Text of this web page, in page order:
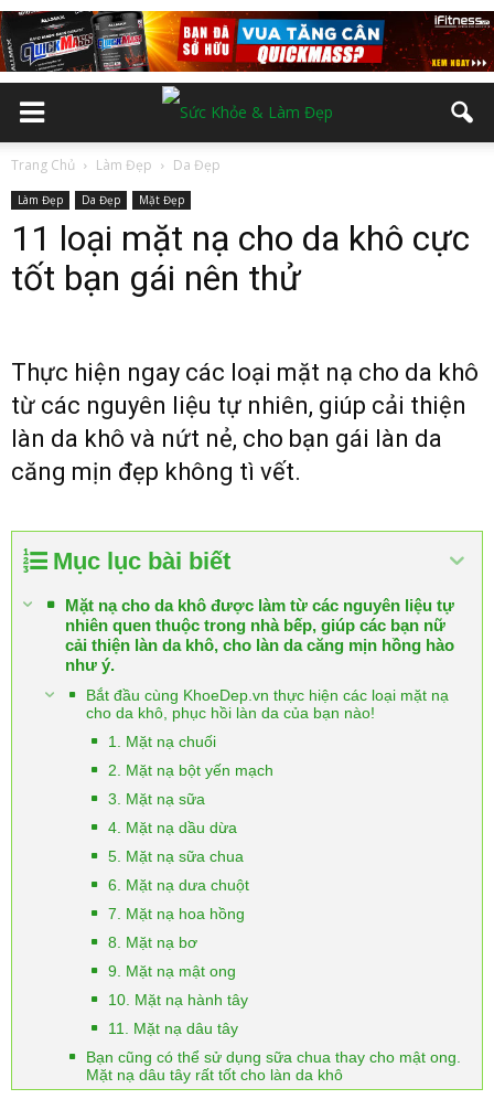
Trang Chủ Làm Đẹp Da Đẹp
Làm Đẹp Da Đẹp Mặt Đẹp
11 loại mặt nạ cho da khô cực
tốt bạn gái nên thử
Thực hiện ngay các loại mặt nạ cho da khô
từ các nguyên liệu tự nhiên, giúp cải thiện
làn da khô và nứt nẻ, cho bạn gái làn da
căng mịn đẹp không tì vết.
Mục lục bài biết
Mặt nạ cho da khô được làm từ các nguyên liệu tự
nhiên quen thuộc trong nhà bếp, giúp các bạn nữ
cải thiện làn da khô, cho làn da căng mịn hồng hào
như ý.
Bắt đầu cùng KhoeDep.vn thực hiện các loại mặt nạ
cho da khô, phục hồi làn da của bạn nào!
1. Mặt nạ chuối
2. Mặt nạ bột yến mạch
3. Mặt nạ sữa
4. Mặt nạ dầu dừa
5. Mặt nạ sữa chua
6. Mặt nạ dưa chuột
7. Mặt nạ hoa hồng
8. Mặt nạ bơ
9. Mặt nạ mật ong
10. Mặt nạ hành tây
11. Mặt nạ dâu tây
Bạn cũng có thể sử dụng sữa chua thay cho mật ong.
Mặt nạ dâu tây rất tốt cho làn da khô